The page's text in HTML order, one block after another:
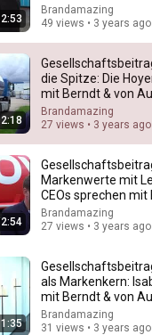
755K views
2:53
Brandamazing
49 views • 3 years ago
2:18
die Spitze: Die
mit Berndt & von Au
Brandamazing
27 views • 3 years ago
2:54
Markenwerte mit
CEOs sprechen mit
Brandamazing
27 views • 3 years ago
1:35
als Markenkern:
mit Berndt & von Au
Brandamazing
31 views • 3 years ago